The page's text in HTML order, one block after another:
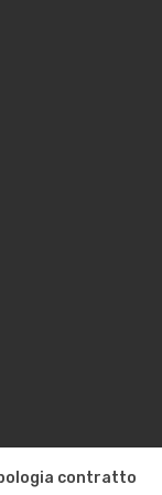
contratto